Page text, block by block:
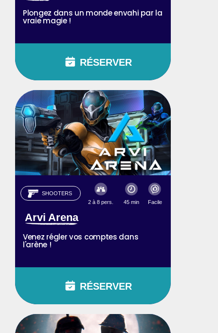
Plongez dans un monde envahi par la
vraie magie !
RÉSERVER
SHOOTERS
2 à 8 pers.
45 min Facile
Arvi Arena
Venez régler vos comptes dans
l'arène !
RÉSERVER